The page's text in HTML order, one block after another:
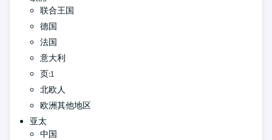
联合王国
德国
法国
意大利
页:1
北欧人
欧洲其他地区
亚太
中国